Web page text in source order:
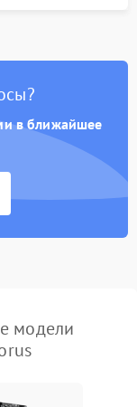
в ближайшее
модели